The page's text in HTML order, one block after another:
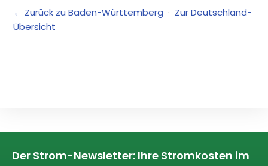
← Zurück zu Baden-Württemberg · Zur Deutschland-
Übersicht
Der Strom-Newsletter: Ihre Stromkosten im